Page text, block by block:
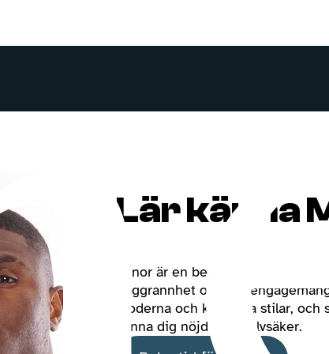
Lär känna
Minor är en begåvad barberare
noggrannhet och sitt
moderna och klassiska stilar,
känna dig nöjd och självsäker.